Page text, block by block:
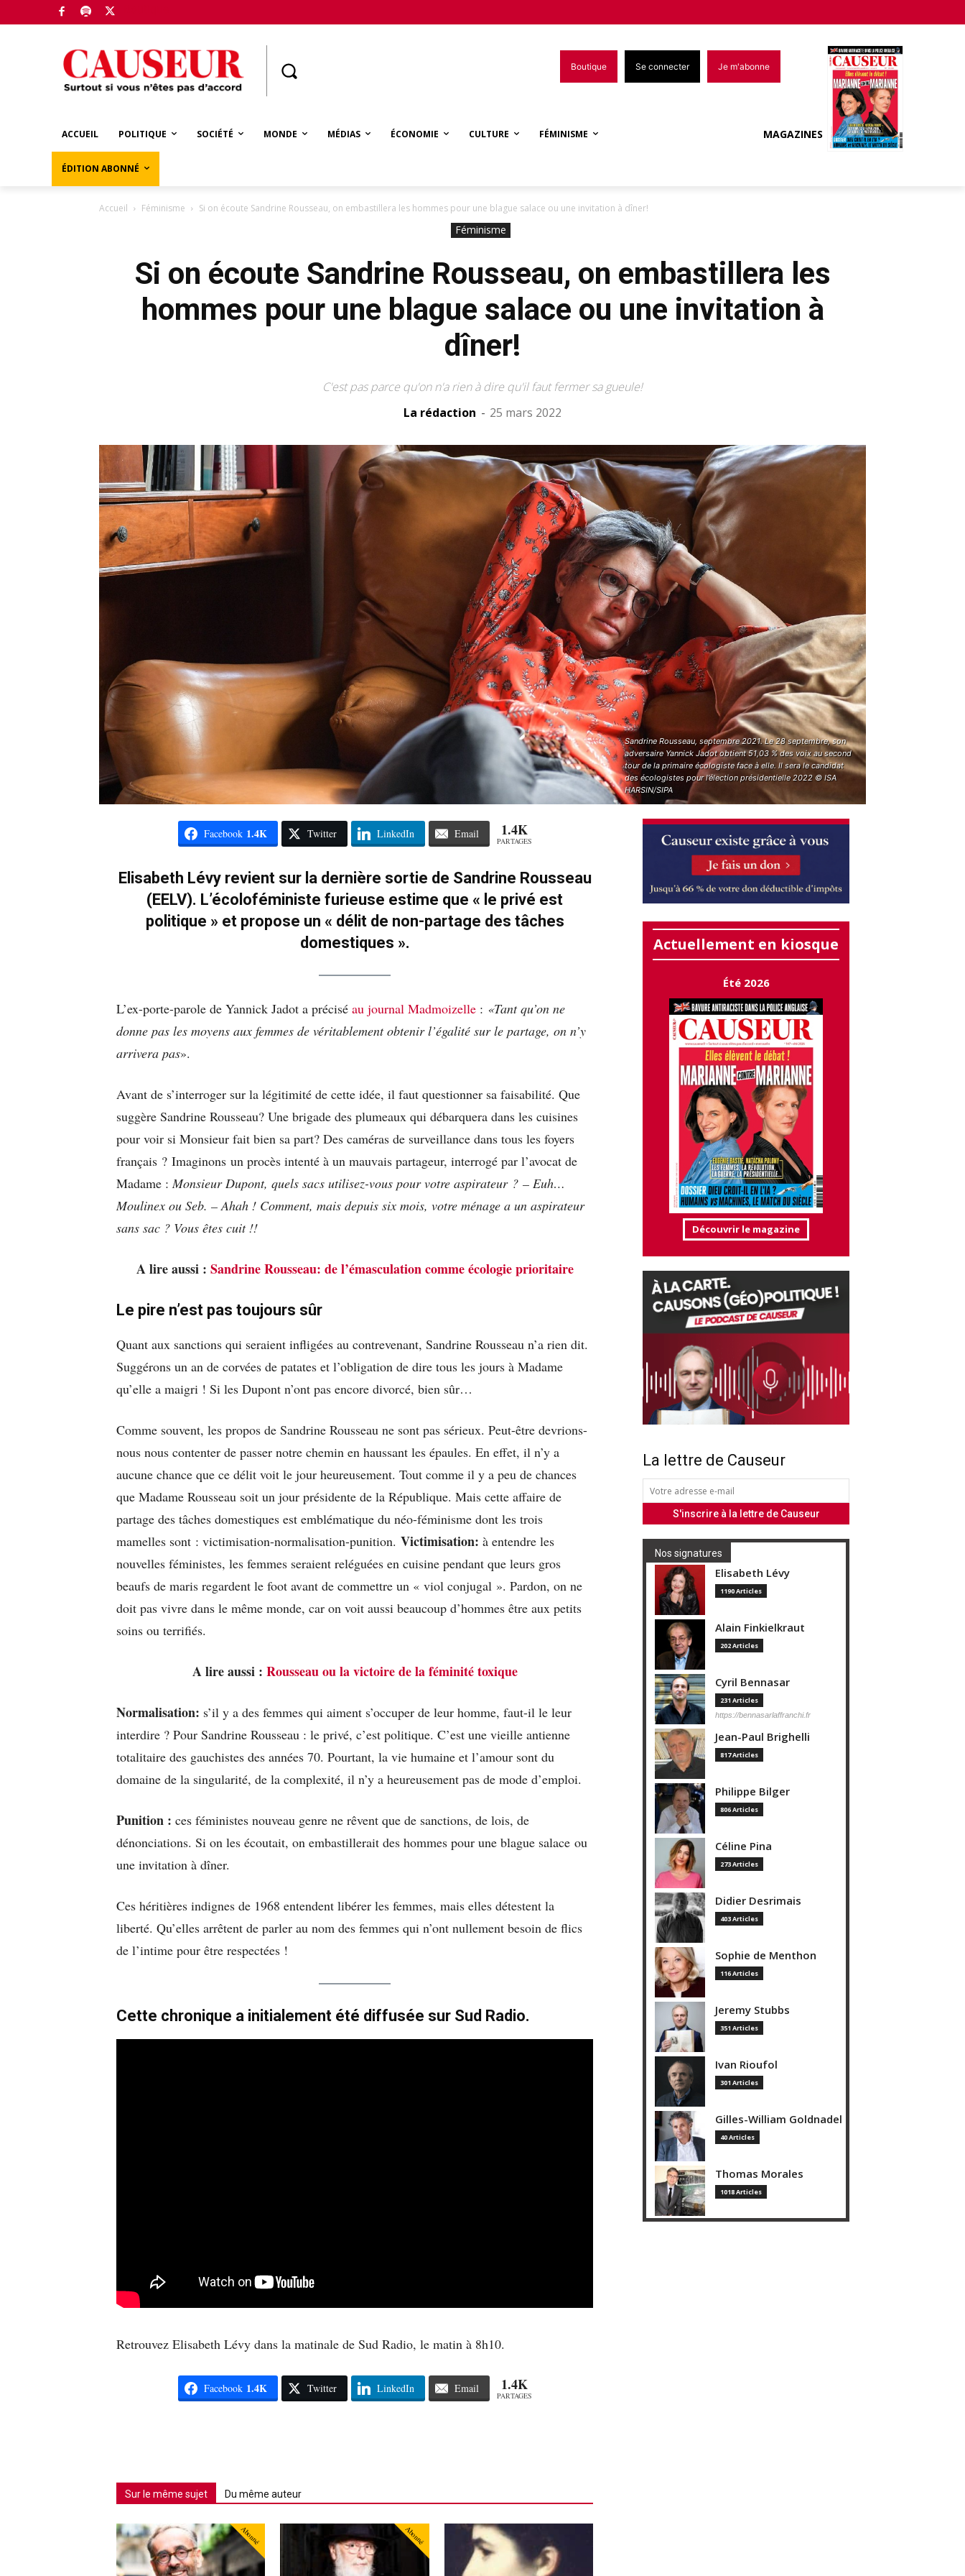
Boutique Se connecter Je m'abonne
ACCUEIL POLITIQUE SOCIÉTÉ MONDE MÉDIAS ÉCONOMIE CULTURE FÉMINISME
ÉDITION ABONNÉ
MAGAZINES
Accueil Féminisme Si on écoute Sandrine Rousseau, on embastillera les hommes pour une blague salace ou une invitation à dîner!
Féminisme
Si on écoute Sandrine Rousseau, on embastillera les
hommes pour une blague salace ou une invitation à
dîner!
C'est pas parce qu'on n'a rien à dire qu'il faut fermer sa gueule!
La rédaction - 25 mars 2022
Sandrine Rousseau, septembre 2021. Le 28 septembre, son
adversaire Yannick Jadot obtient 51,03 % des voix au second
tour de la primaire écologiste face à elle. Il sera le candidat
des écologistes pour l’élection présidentielle 2022 © ISA
HARSIN/SIPA
Facebook 1.4K Twitter LinkedIn Email 1.4K
PARTAGES
Elisabeth Lévy revient sur la dernière sortie de Sandrine Rousseau
(EELV). L’écoloféministe furieuse estime que « le privé est
politique » et propose un « délit de non-partage des tâches
domestiques ».
L’ex-porte-parole de Yannick Jadot a précisé au journal Madmoizelle : «Tant qu’on ne
donne pas les moyens aux femmes de véritablement obtenir l’égalité sur le partage, on n’y
arrivera pas».
Avant de s’interroger sur la légitimité de cette idée, il faut questionner sa faisabilité. Que
suggère Sandrine Rousseau? Une brigade des plumeaux qui débarquera dans les cuisines
pour voir si Monsieur fait bien sa part? Des caméras de surveillance dans tous les foyers
français ? Imaginons un procès intenté à un mauvais partageur, interrogé par l’avocat de
Madame :Monsieur Dupont, quels sacs utilisez-vous pour votre aspirateur ? – Euh…
Moulinex ou Seb. – Ahah ! Comment, mais depuis six mois, votre ménage a un aspirateur
sans sac ? Vous êtes cuit !!
A lire aussi : Sandrine Rousseau: de l’émasculation comme écologie prioritaire
Le pire n’est pas toujours sûr
Quant aux sanctions qui seraient infligées au contrevenant, Sandrine Rousseau n’a rien dit.
Suggérons un an de corvées de patates et l’obligation de dire tous les jours à Madame
qu’elle a maigri ! Si les Dupont n’ont pas encore divorcé, bien sûr…
Comme souvent, les propos de Sandrine Rousseau ne sont pas sérieux. Peut-être devrions-
nous nous contenter de passer notre chemin en haussant les épaules. En effet, il n’y a
aucune chance que ce délit voit le jour heureusement. Tout comme il y a peu de chances
que Madame Rousseau soit un jour présidente de la République. Mais cette affaire de
partage des tâches domestiques est emblématique du néo-féminisme dont les trois
mamelles sont : victimisation-normalisation-punition. Victimisation: à entendre les
nouvelles féministes, les femmes seraient reléguées en cuisine pendant que leurs gros
beaufs de maris regardent le foot avant de commettre un « viol conjugal ». Pardon, on ne
doit pas vivre dans le même monde, car on voit aussi beaucoup d’hommes être aux petits
soins ou terrifiés.
A lire aussi : Rousseau ou la victoire de la féminité toxique
Normalisation: s’il y a des femmes qui aiment s’occuper de leur homme, faut-il le leur
interdire ? Pour Sandrine Rousseau : le privé, c’est politique. C’est une vieille antienne
totalitaire des gauchistes des années 70. Pourtant, la vie humaine et l’amour sont du
domaine de la singularité, de la complexité, il n’y a heureusement pas de mode d’emploi.
Punition : ces féministes nouveau genre ne rêvent que de sanctions, de lois, de
dénonciations. Si on les écoutait, on embastillerait des hommes pour une blague salace ou
une invitation à dîner.
Ces héritières indignes de 1968 entendent libérer les femmes, mais elles détestent la
liberté. Qu’elles arrêtent de parler au nom des femmes qui n’ont nullement besoin de flics
de l’intime pour être respectées !
Cette chronique a initialement été diffusée sur Sud Radio.
Retrouvez Elisabeth Lévy dans la matinale de Sud Radio, le matin à 8h10.
Facebook 1.4K Twitter LinkedIn Email 1.4K
PARTAGES
Sur le même sujet Du même auteur
Abonné Abonné
Actuellement en kiosque
Été 2026
Découvrir le magazine
La lettre de Causeur
Nos signatures
Elisabeth Lévy
1190 Articles
Alain Finkielkraut
202 Articles
Cyril Bennasar
231 Articles
https://bennasarlaffranchi.fr
Jean-Paul Brighelli
817 Articles
Philippe Bilger
806 Articles
Céline Pina
273 Articles
Didier Desrimais
403 Articles
Sophie de Menthon
116 Articles
Jeremy Stubbs
351 Articles
Ivan Rioufol
301 Articles
Gilles-William Goldnadel
40 Articles
Thomas Morales
1018 Articles